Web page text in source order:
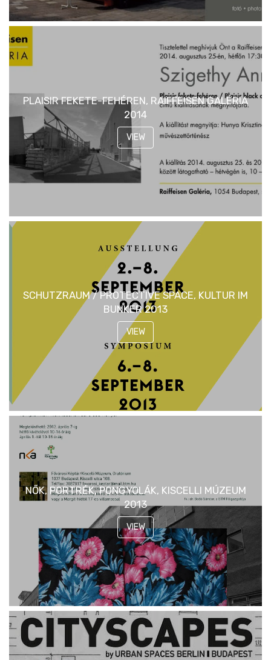
PLAISIR FEKETE-FEHÉREN, RAIFFEISEN GALÉRIA
2014
VIEW
SCHUTZRAUM / PROTECTIVE SPACE, KULTUR IM
BUNKER 2013
VIEW
NŐK, PORTRÉK, PONGYOLÁK, KISCELLI MÚZEUM
2013
VIEW